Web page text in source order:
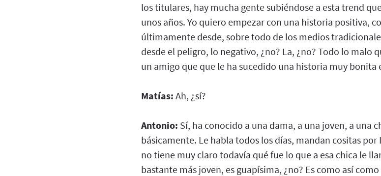
los titulares, hay mucha gente subiéndose a esta trend
unos años. Yo quiero empezar con una historia positiva,
últimamente desde, sobre todo de los medios
desde el peligro, lo negativo, ¿no? La, ¿no? Todo lo malo
un amigo que que le ha sucedido una historia muy bonita
Matías: Ah, ¿sí?
Antonio: Sí, ha conocido a una dama, a una joven, a una
básicamente. Le habla todos los días, mandan cositas
no tiene muy claro todavía qué fue lo que a esa chica le
bastante más joven, es guapísima, ¿no? Es como así